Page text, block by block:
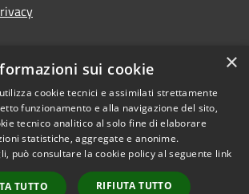
di accessibilità
Copyright © 2026 • Comune di
Retorbido • Powered by
Municipium•
Accesso
×
sui cookie
cookie tecnici e assimilati strettamente
funzionamento e alla navigazione del sito,
tecnico analitico al solo fine di elaborare
statistiche, aggregate e anonime.
può consultare la cookie policy al seguente link
TUTTO RIFIUTA TUTTO